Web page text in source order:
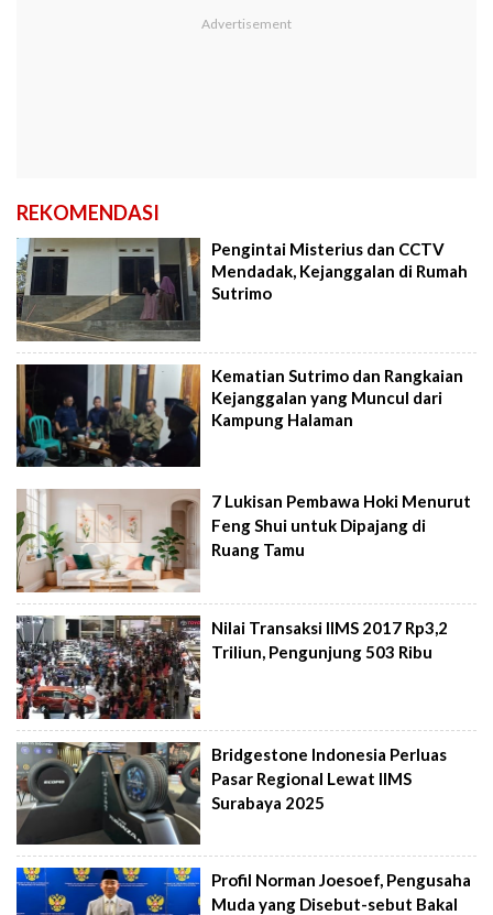
REKOMENDASI
Pengintai Misterius dan CCTV
Mendadak, Kejanggalan di Rumah
Sutrimo
Kematian Sutrimo dan Rangkaian
Kejanggalan yang Muncul dari
Kampung Halaman
7 Lukisan Pembawa Hoki Menurut
Feng Shui untuk Dipajang di
Ruang Tamu
Nilai Transaksi IIMS 2017 Rp3,2
Triliun, Pengunjung 503 Ribu
Bridgestone Indonesia Perluas
Pasar Regional Lewat IIMS
Surabaya 2025
Profil Norman Joesoef, Pengusaha
Muda yang Disebut-sebut Bakal